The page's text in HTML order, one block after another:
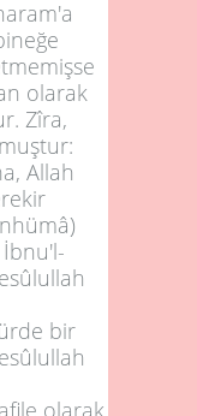
olarak
Zîra,
Allah
bir
olarak